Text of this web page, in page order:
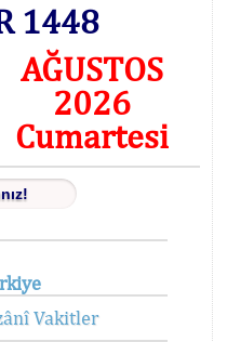
1448
AĞUSTOS
2026
Cumartesi
Vakitler